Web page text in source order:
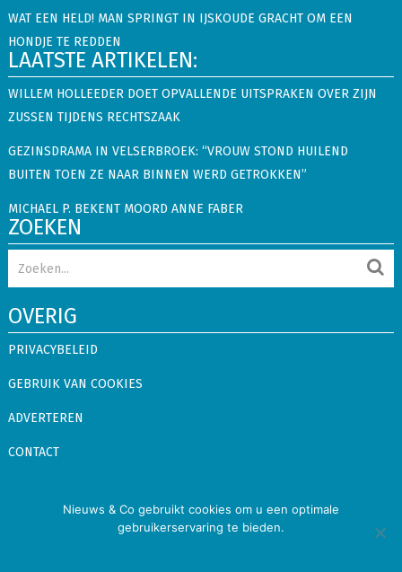
WAT EEN HELD! MAN SPRINGT IN IJSKOUDE GRACHT OM EEN
HONDJE TE REDDEN
LAATSTE ARTIKELEN:
WILLEM HOLLEEDER DOET OPVALLENDE UITSPRAKEN OVER ZIJN
ZUSSEN TIJDENS RECHTSZAAK
GEZINSDRAMA IN VELSERBROEK: “VROUW STOND HUILEND
BUITEN TOEN ZE NAAR BINNEN WERD GETROKKEN”
MICHAEL P. BEKENT MOORD ANNE FABER
ZOEKEN
OVERIG
PRIVACYBELEID
GEBRUIK VAN COOKIES
ADVERTEREN
CONTACT
Nieuws & Co Copyright © 2026. Alle rechten voorbehouden
Binnenland
Buitenland Showbizz
Nieuws & Co gebruikt cookies om u een optimale
gebruikerservaring te bieden.